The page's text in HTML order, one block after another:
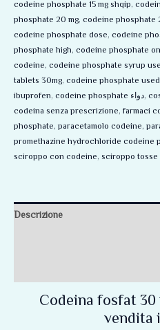
codeine phosphate 15 mg shqip,
phosphate 20 mg, codeine phosphate
codeine phosphate dose, codeine
phosphate high, codeine phosphate
codeine, codeine phosphate syrup
tablets 30mg, codeine phosphate
ibuprofen, codeine phosphate دواء,
codeina senza prescrizione, farmaci
phosphate, paracetamolo codeine,
promethazine hydrochloride codeine
sciroppo con codeine, sciroppo tosse
Descrizione
Codeina fosfat 30
vendita